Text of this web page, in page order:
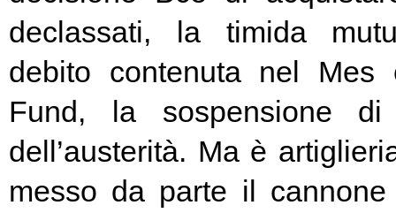
declassati, la timida
debito contenuta nel Mes
Fund, la sospensione di
dell’austerità. Ma è
messo da parte il